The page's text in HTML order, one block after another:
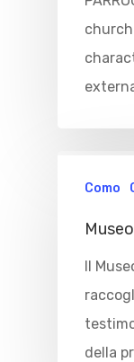
Como
Il
della